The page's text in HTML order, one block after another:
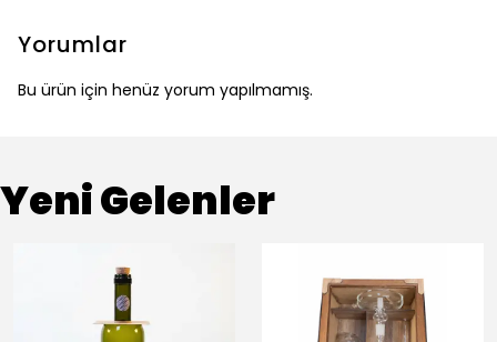
Yorumlar
Bu ürün için henüz yorum yapılmamış.
Yeni Gelenler